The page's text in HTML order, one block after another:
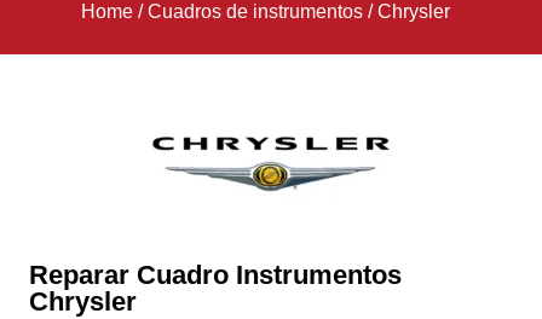
Home /Cuadros de instrumentos /Chrysler
Reparar Cuadro Instrumentos
Chrysler